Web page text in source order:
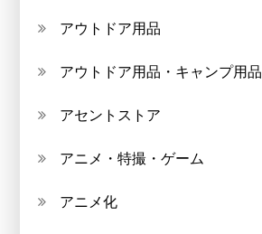
アウトドア用品
アウトドア用品・キャンプ用品
アセントストア
アニメ・特撮・ゲーム
アニメ化